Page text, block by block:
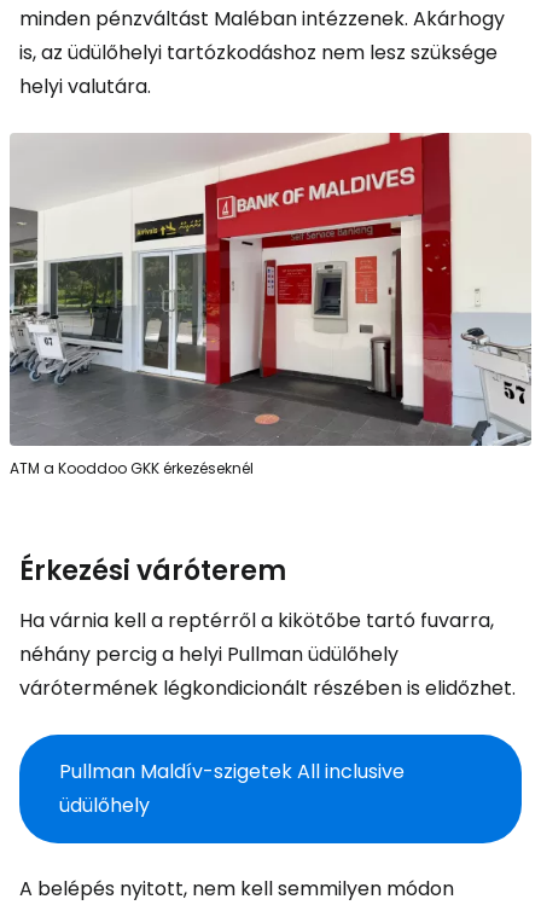
minden pénzváltást Maléban intézzenek. Akárhogy
is, az üdülőhelyi tartózkodáshoz nem lesz szüksége
helyi valutára.
ATM a Kooddoo GKK érkezéseknél
Érkezési váróterem
Ha várnia kell a reptérről a kikötőbe tartó fuvarra,
néhány percig a helyi Pullman üdülőhely
várótermének légkondicionált részében is elidőzhet.
Pullman Maldív-szigetek All inclusive
üdülőhely
A belépés nyitott, nem kell semmilyen módon